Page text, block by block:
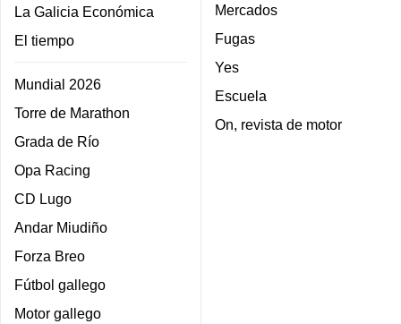
La Galicia Económica
El tiempo
Mundial 2026
Torre de Marathon
Grada de Río
Opa Racing
CD Lugo
Andar Miudiño
Forza Breo
Fútbol gallego
Motor gallego
Mercados
Fugas
Yes
Escuela
On, revista de motor